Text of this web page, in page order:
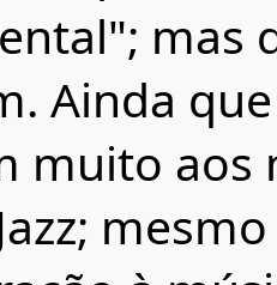
mas
Ainda
muito aos